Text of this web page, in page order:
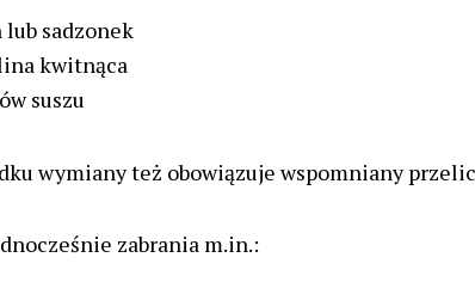
lub sadzonek
kwitnąca
suszu
wymiany też obowiązuje wspomniany
zabrania m.in.: